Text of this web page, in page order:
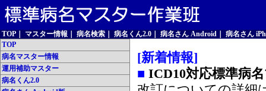
TOP マスター情報 病名検索 病名くん2.0 病名さん Android
病名さん
TOP
病名マスター情報
運用補助マスター
病名くん2.0
[新着情報]
■ ICD10対応標準病